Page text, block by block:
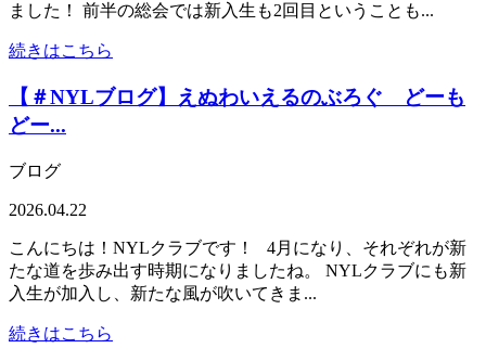
ました！ 前半の総会では新入生も2回目ということも...
続きはこちら
【＃NYLブログ】えぬわいえるのぶろぐ どーも
どー...
ブログ
2026.04.22
こんにちは！NYLクラブです！ 4月になり、それぞれが新
たな道を歩み出す時期になりましたね。 NYLクラブにも新
入生が加入し、新たな風が吹いてきま...
続きはこちら